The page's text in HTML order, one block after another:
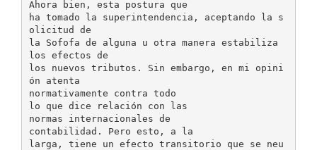
Ahora bien, esta postura que
ha tomado la superintendencia, aceptando la s
olicitud de
la Sofofa de alguna u otra manera estabiliza
los efectos de
los nuevos tributos. Sin embargo, en mi opini
ón atenta
normativamente contra todo
lo que dice relación con las
normas internacionales de
contabilidad. Pero esto, a la
larga, tiene un efecto transitorio que se neu